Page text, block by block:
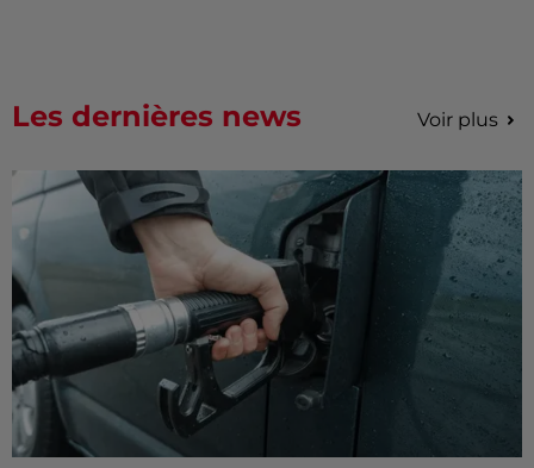
Les dernières news Voir plus